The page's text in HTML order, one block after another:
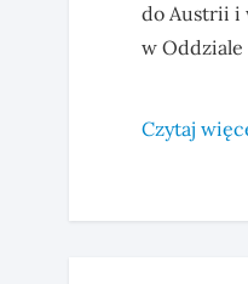
do Austrii i
w Oddziale
Czytaj